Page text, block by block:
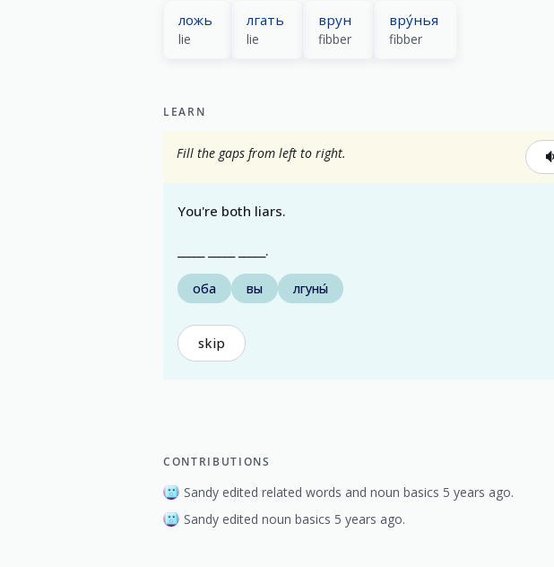
ложь
lie
лгать
lie
врун
fibber
вру́нья
fibber
LEARN
Fill the gaps from left to right.
You're both liars.
_____ _____ _____.
оба вы лгуны́
skip
CONTRIBUTIONS
Sandy edited related words and noun basics 5 years ago.
Sandy edited noun basics 5 years ago.